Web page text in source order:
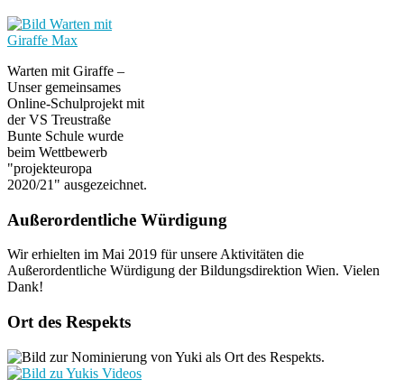
Warten mit Giraffe –
Unser gemeinsames
Online-Schulprojekt mit
der VS Treustraße
Bunte Schule wurde
beim Wettbewerb
"projekteuropa
2020/21" ausgezeichnet.
Außerordentliche Würdigung
Wir erhielten im Mai 2019 für unsere Aktivitäten die
Außerordentliche Würdigung der Bildungsdirektion Wien. Vielen
Dank!
Ort des Respekts